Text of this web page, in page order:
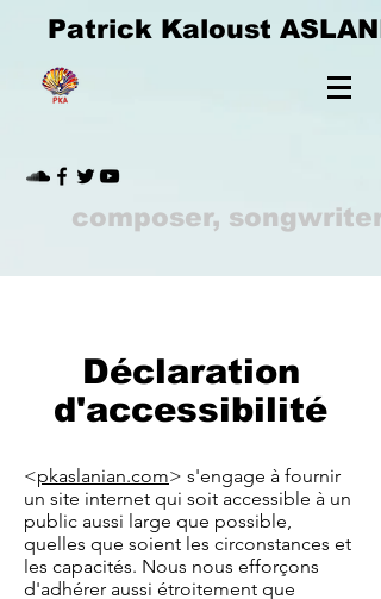
Patrick Kaloust
composer, songwriter
Déclaration
d'accessibilité
<pkaslanian.com> s'engage à fournir
un site internet qui soit accessible à un
public aussi large que possible,
quelles que soient les circonstances et
les capacités. Nous nous efforçons
d'adhérer aussi étroitement que